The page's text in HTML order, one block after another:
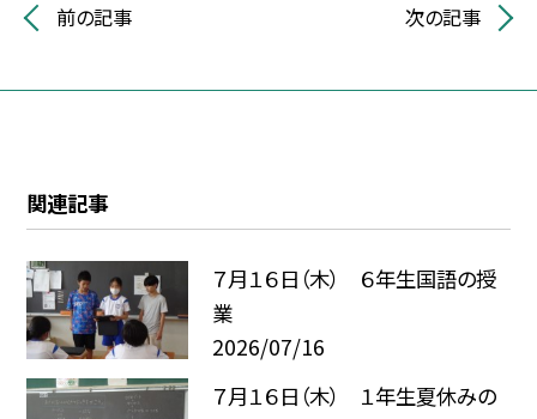
前の記事 次の記事
関連記事
７月１６日（木） ６年生国語の授
業
2026/07/16
７月１６日（木） １年生夏休みの